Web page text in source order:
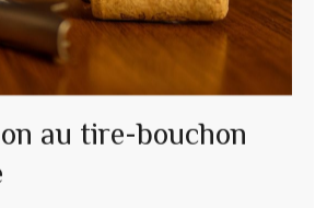
au tire-bouchon